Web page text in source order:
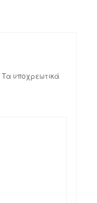
Τα υποχρεωτικά